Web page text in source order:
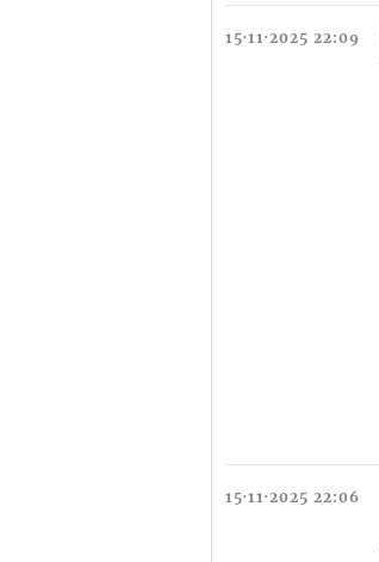
15·11·2025 22:09
15·11·2025 22:06